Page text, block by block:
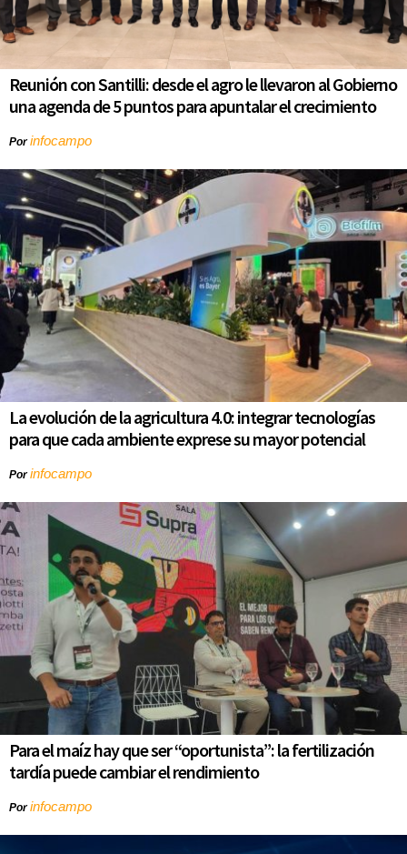
Reunión con Santilli: desde el agro le llevaron al Gobierno
una agenda de 5 puntos para apuntalar el crecimiento
Porinfocampo
La evolución de la agricultura 4.0: integrar tecnologías
para que cada ambiente exprese su mayor potencial
Porinfocampo
Para el maíz hay que ser “oportunista”: la fertilización
tardía puede cambiar el rendimiento
Porinfocampo